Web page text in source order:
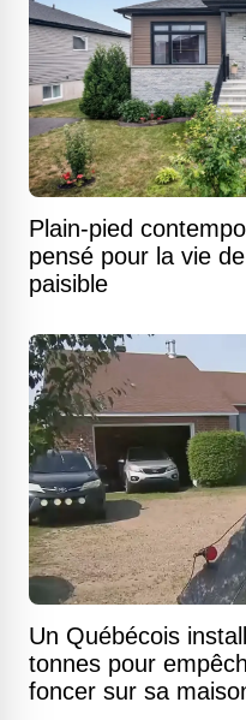
Plain-pied
pensé pour la vie
paisible
Un Québécois
tonnes pour
foncer sur sa